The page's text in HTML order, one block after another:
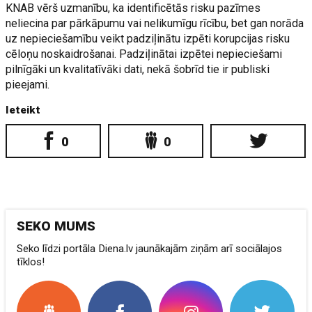
KNAB vērš uzmanību, ka identificētās risku pazīmes
neliecina par pārkāpumu vai nelikumīgu rīcību, bet gan norāda
uz nepieciešamību veikt padziļinātu izpēti korupcijas risku
cēloņu noskaidrošanai. Padziļinātai izpētei nepieciešami
pilnīgāki un kvalitatīvāki dati, nekā šobrīd tie ir publiski
pieejami.
Ieteikt
0 0
SEKO MUMS
Seko līdzi portāla Diena.lv jaunākajām ziņām arī sociālajos
tīklos!